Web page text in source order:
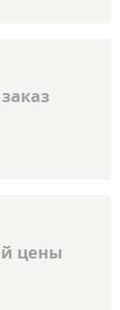
цены